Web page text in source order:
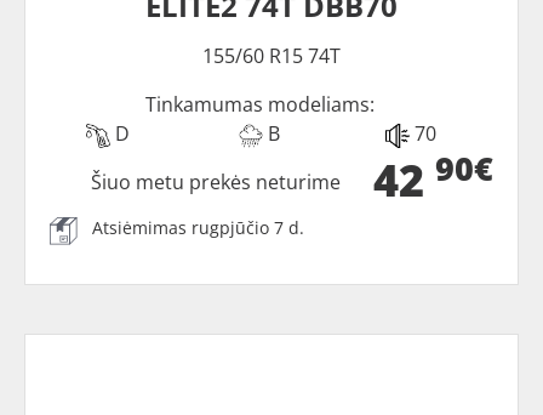
155/60 R15 74T
Tinkamumas modeliams:
D
B 70
42 90€
Šiuo metu prekės neturime
Atsiėmimas rugpjūčio 7 d.